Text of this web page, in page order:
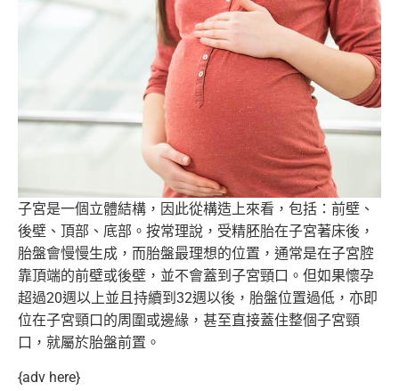
子宮是一個立體結構，因此從構造上來看，包括：前壁、
後壁、 頂部、底部。按常理說，受精胚胎在子宮著床後，
胎盤會慢慢生成， 而胎盤最理想的位置，通常是在子宮腔
靠頂端的前壁或後壁， 並不會蓋到子宮頸口。 但如果懷孕
超過20週以上並且持續到32週以後，胎盤位置過低， 亦即
位在子宮頸口的周圍或邊緣，甚至直接蓋住整個子宮頸
口， 就屬於胎盤前置。
{adv here}